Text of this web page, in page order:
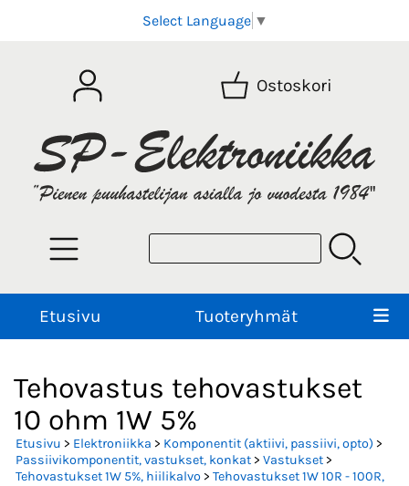
Select Language ▼
Ostoskori
Etusivu Tuoteryhmät
Tehovastus tehovastukset
10 ohm 1W 5%
Etusivu > Elektroniikka > Komponentit (aktiivi, passiivi, opto) >
Passiivikomponentit, vastukset, konkat> Vastukset>
Tehovastukset 1W 5%, hiilikalvo> Tehovastukset 1W 10R - 100R,